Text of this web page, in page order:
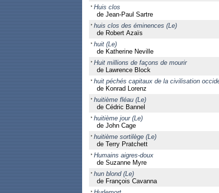
Huis clos
de Jean-Paul Sartre
huis clos des éminences (Le)
de Robert Azaïs
huit (Le)
de Katherine Neville
Huit millions de façons de mourir
de Lawrence Block
huit péchés capitaux de la civilisation
de Konrad Lorenz
huitième fléau (Le)
de Cédric Bannel
huitième jour (Le)
de John Cage
huitième sortilège (Le)
de Terry Pratchett
Humains aigres-doux
de Suzanne Myre
hun blond (Le)
de François Cavanna